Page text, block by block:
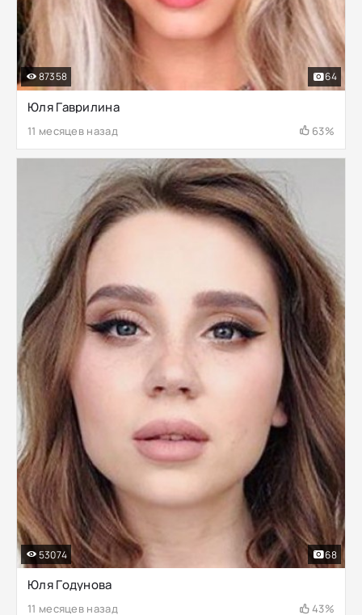
Юля Гаврилина
11 месяцев назад 63%
87358 64
Юля Годунова
11 месяцев назад 43%
53074 68